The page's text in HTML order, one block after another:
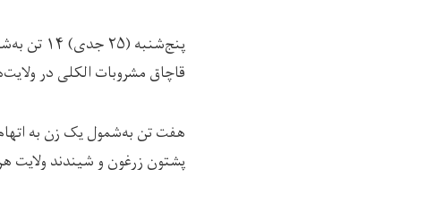
قاچاق مشروبات الکلی در
هفت تن به‌شمول یک زن به
پشتون زرغون و شیندند ولايت هرات، در ملاءعام